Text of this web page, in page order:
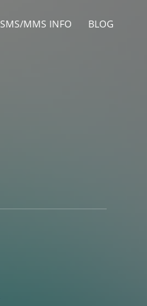
SMS/MMS INFO BLOG